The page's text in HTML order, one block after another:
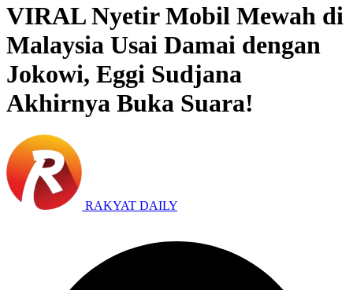
VIRAL Nyetir Mobil Mewah di
Malaysia Usai Damai dengan
Jokowi, Eggi Sudjana
Akhirnya Buka Suara!
RAKYAT DAILY